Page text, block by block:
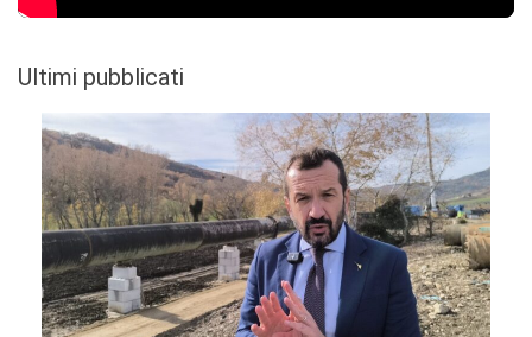
Ultimi pubblicati